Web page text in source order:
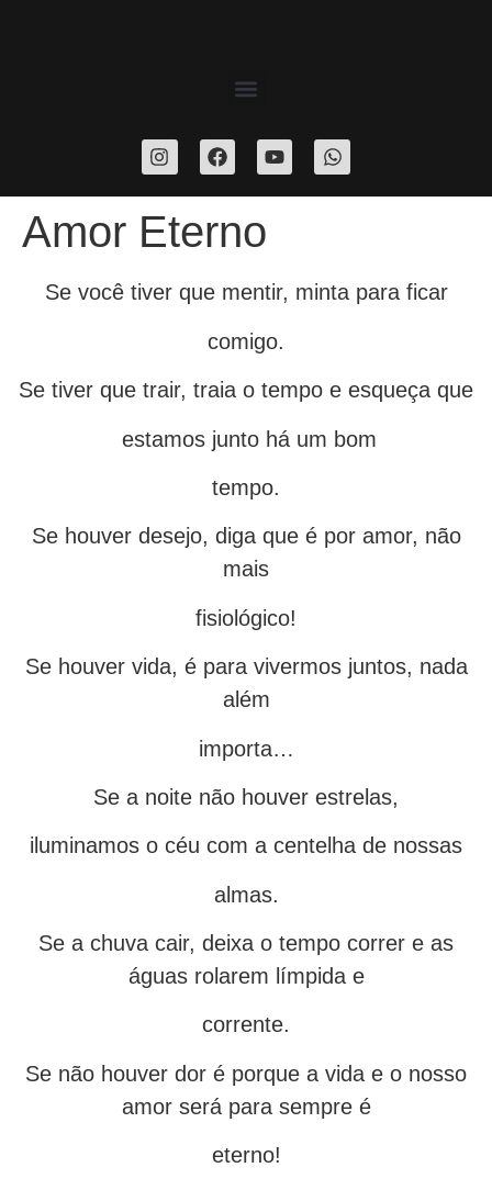
Amor Eterno
Se você tiver que mentir, minta para ficar
comigo.
Se tiver que trair, traia o tempo e esqueça que
estamos junto há um bom
tempo.
Se houver desejo, diga que é por amor, não
mais
fisiológico!
Se houver vida, é para vivermos juntos, nada
além
importa…
Se a noite não houver estrelas,
iluminamos o céu com a centelha de nossas
almas.
Se a chuva cair, deixa o tempo correr e as
águas rolarem límpida e
corrente.
Se não houver dor é porque a vida e o nosso
amor será para sempre é
eterno!